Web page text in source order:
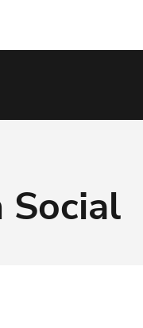
Social